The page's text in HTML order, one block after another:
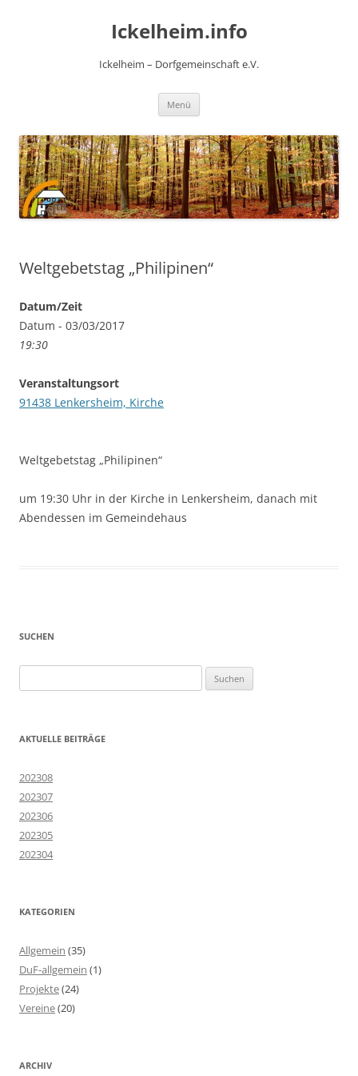
Ickelheim.info
Ickelheim – Dorfgemeinschaft e.V.
Menü
Weltgebetstag „Philipinen“
Datum/Zeit
Datum - 03/03/2017
19:30
Veranstaltungsort
91438 Lenkersheim, Kirche
Weltgebetstag „Philipinen“
um 19:30 Uhr in der Kirche in Lenkersheim, danach mit
Abendessen im Gemeindehaus
SUCHEN
nach:
AKTUELLE BEITRÄGE
202308
202307
202306
202305
202304
KATEGORIEN
Allgemein (35)
DuF-allgemein (1)
Projekte(24)
Vereine(20)
ARCHIV